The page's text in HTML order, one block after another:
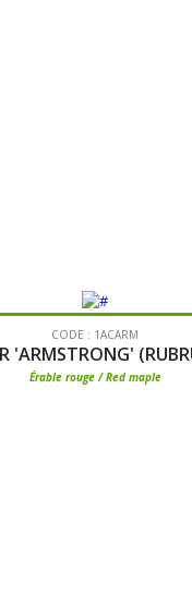
CODE : 1ACARM
'ARMSTRONG'
Érable rouge / Red maple